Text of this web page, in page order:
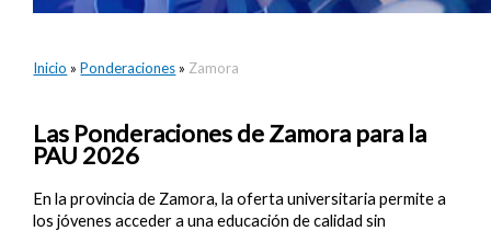
Inicio »Ponderaciones » Zamora
Las Ponderaciones de Zamora para la
PAU 2026
En la provincia de Zamora, la oferta universitaria permite a
los jóvenes acceder a una educación de calidad sin